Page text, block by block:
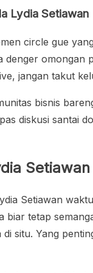
Lydia Setiawan
circle gue
denger omongan
jangan takut
bisnis
diskusi santai
Setiawan
tetap
situ. Yang